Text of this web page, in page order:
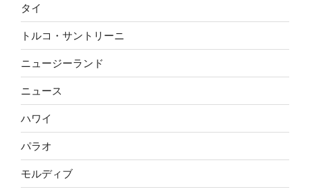
タイ
トルコ・サントリーニ
ニュージーランド
ニュース
ハワイ
パラオ
モルディブ